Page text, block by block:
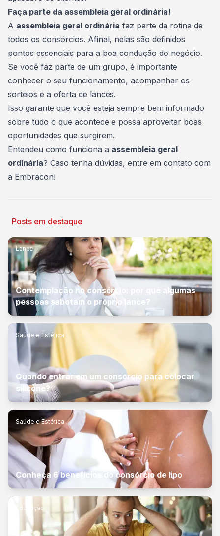
Faça parte da assembleia geral ordinária!
A assembleia geral ordinária faz parte da rotina de
todos os consórcios. Afinal, nelas são definidos
pontos essenciais para a boa condução do negócio.
Se você faz parte de um grupo, é importante
conhecer o seu funcionamento, acompanhar os
sorteios e a oferta de lances.
Isso garante que você esteja sempre bem informado
sobre tudo o que acontece e possa aproveitar boas
oportunidades que surgirem.
Entendeu como funciona a assembleia geral
ordinária? Caso tenha dúvidas, entre em contato com
a Embracon!
Posts em destaque
Lance
Contemplação no consórcio: por que algumas
pessoas sabotam o próprio lance?
Saúde e Estética
Quando entrar em um consórcio para colocar
silicone?
Saúde e Estética
Conheça 6 benefícios do consórcio de lipo
Educação